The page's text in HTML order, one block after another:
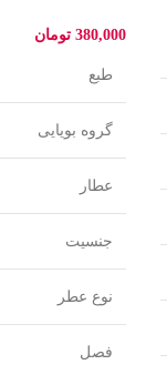
380,000 تومان
طبع
گروه بویایی
عطار
جنسیت
نوع عطر
فصل